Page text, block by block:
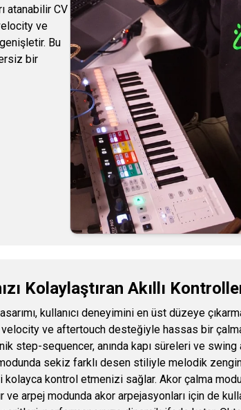
atanabilir CV
ve
Bu
bir
Kolaylaştıran Akıllı
kullanıcı deneyimini en üst düzeye
ve aftertouch desteğiyle hassas bir
step-sequencer, anında kapı süreleri ve swing
sekiz farklı desen stiliyle melodik
kolayca kontrol etmenizi sağlar. Akor çalma
ve arpej modunda akor arpejasyonları için de